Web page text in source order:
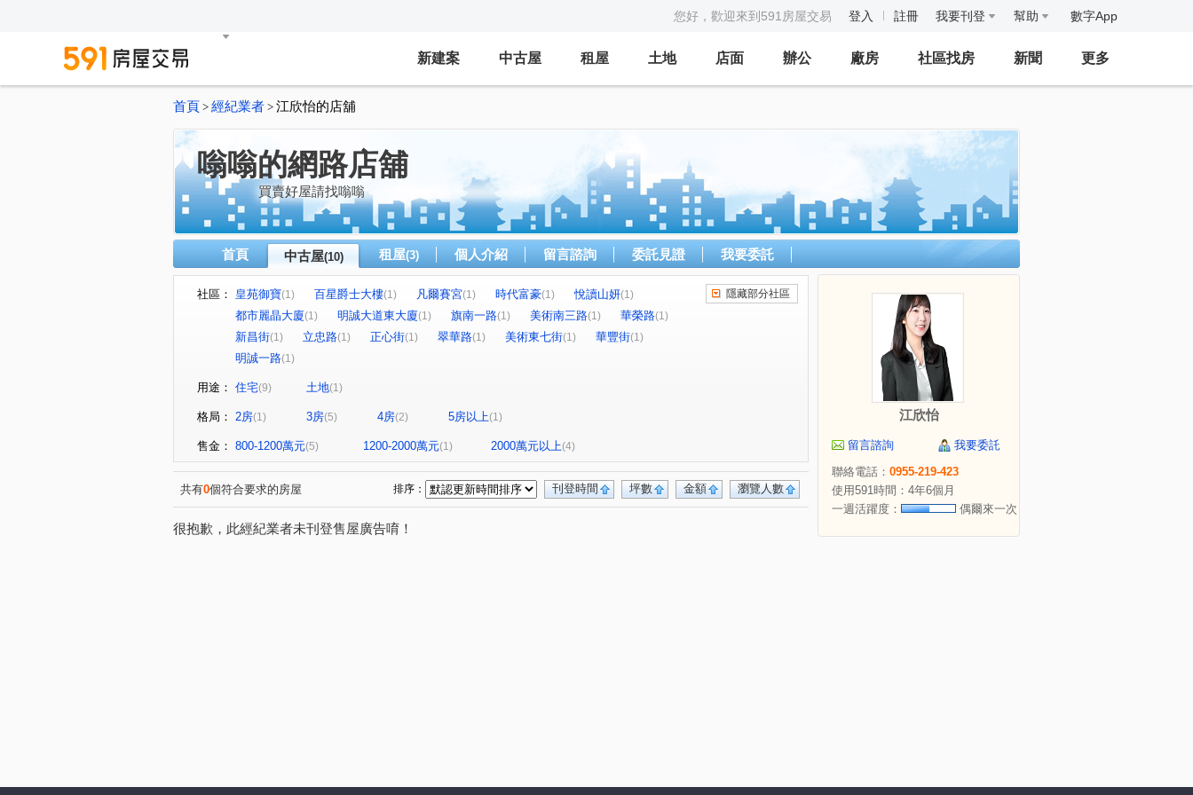
您好，歡迎來到591房屋交易 登入 註冊 我要刊登 幫助 數字App
新建案 中古屋 租屋 土地 店面 辦公 廠房 社區找房 新聞 更多
首頁 > 經紀業者 > 江欣怡的店舖
嗡嗡的網路店舖
買賣好屋請找嗡嗡
首頁 中古屋(10) 租屋(3) 個人介紹 留言諮詢 委託見證 我要委託
社區： 皇苑御寶(1) 百星爵士大樓(1) 凡爾賽宮(1) 時代富豪(1) 悅讀山妍(1)
都市麗晶大廈(1) 明誠大道東大廈(1) 旗南一路(1) 美術南三路(1) 華榮路(1)
新昌街(1) 立忠路(1) 正心街(1) 翠華路(1) 美術東七街(1) 華豐街(1)
明誠一路(1)
隱藏部分社區
用途： 住宅(9) 土地(1)
格局： 2房(1) 3房(5) 4房(2) 5房以上(1)
售金： 800-1200萬元(5) 1200-2000萬元(1) 2000萬元以上(4)
共有0個符合要求的房屋 瀏覽人數
金額
坪數
刊登時間
排序：
很抱歉，此經紀業者未刊登售屋廣告唷！
江欣怡
留言諮詢
我要委託
聯絡電話： 0955-219-423
使用591時間：4年6個月
一週活躍度：
偶爾來一次